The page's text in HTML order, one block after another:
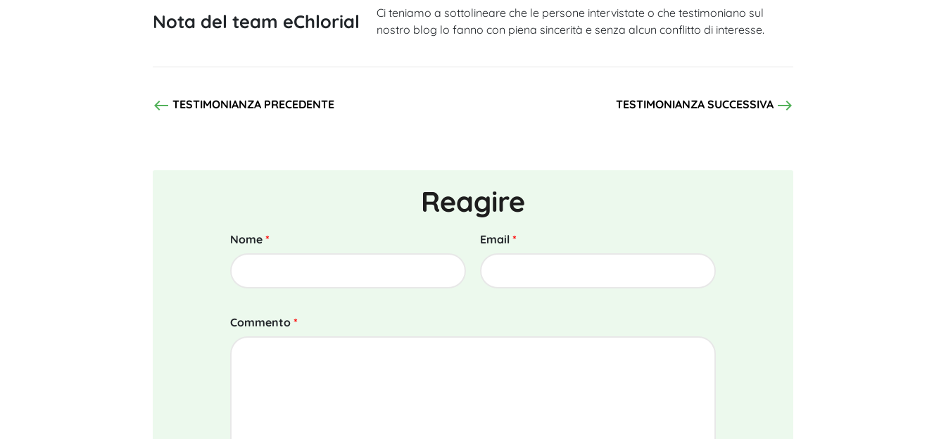
Nota del team eChlorial
Ci teniamo a sottolineare che le persone intervistate o che testimoniano sul
nostro blog lo fanno con piena sincerità e senza alcun conflitto di interesse.
west TESTIMONIANZA PRECEDENTE TESTIMONIANZA SUCCESSIVA east
Reagire
Nome * Email *
Commento *